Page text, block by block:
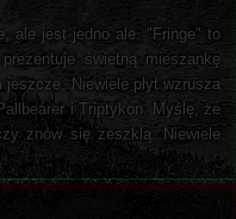
ale jest jedno ale. "Fringe" to
świetną mieszankę
Niewiele płyt wzrusza
i Triptykon. Myślę, że
znów się zeszklą. Niewiele